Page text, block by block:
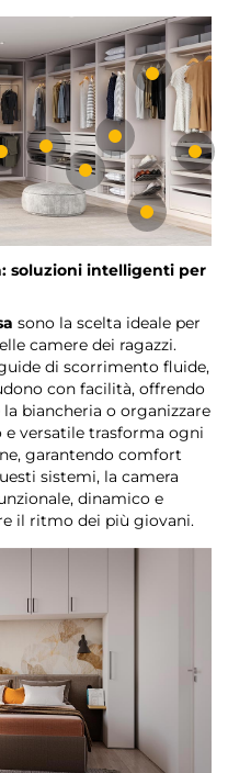
soluzioni intelligenti per
sono la scelta ideale per
camere dei ragazzi.
di scorrimento fluide,
con facilità, offrendo
biancheria o organizzare
versatile trasforma ogni
garantendo comfort
sistemi, la camera
dinamico e
il ritmo dei più giovani.